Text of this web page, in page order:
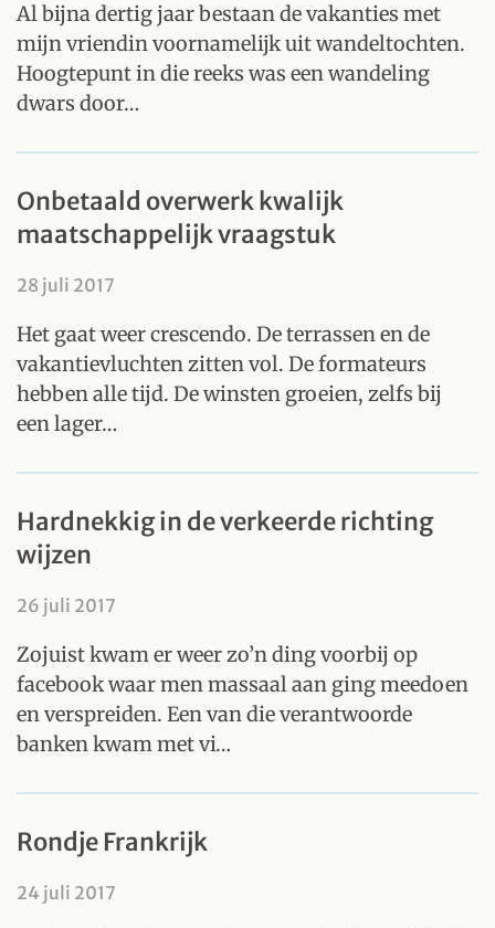
Al bijna dertig jaar bestaan de vakanties met
mijn vriendin voornamelijk uit wandeltochten.
Hoogtepunt in die reeks was een wandeling
dwars door…
Onbetaald overwerk kwalijk
maatschappelijk vraagstuk
28 juli 2017
Het gaat weer crescendo. De terrassen en de
vakantievluchten zitten vol. De formateurs
hebben alle tijd. De winsten groeien, zelfs bij
een lager…
Hardnekkig in de verkeerde richting
wijzen
26 juli 2017
Zojuist kwam er weer zo’n ding voorbij op
facebook waar men massaal aan ging meedoen
en verspreiden. Een van die verantwoorde
banken kwam met vi…
Rondje Frankrijk
24 juli 2017